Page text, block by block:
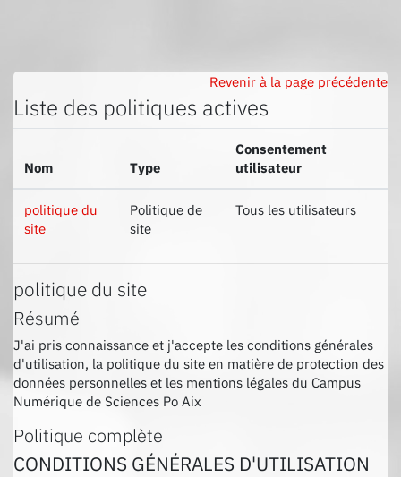
Revenir à la page précédente
Liste des politiques actives
Nom Type
Consentement
utilisateur
politique du
site
Politique de
site
Tous les utilisateurs
politique du site
Résumé
J'ai pris connaissance et j'accepte les conditions générales
d'utilisation, la politique du site en matière de protection des
données personnelles et les mentions légales du Campus
Numérique de Sciences Po Aix
Politique complète
CONDITIONS GÉNÉRALES D'UTILISATION